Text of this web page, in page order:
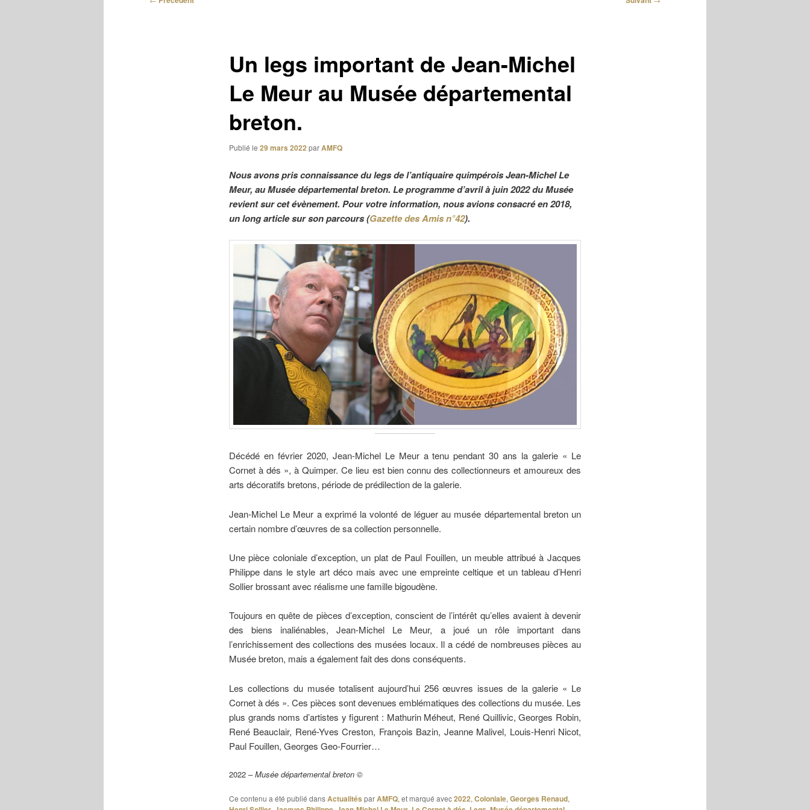
Un legs important de Jean-Michel
Le Meur au Musée départemental
breton.
Publié le 29 mars 2022 parAMFQ
Nous avons pris connaissance du legs de l’antiquaire quimpérois Jean-Michel Le
Meur, au Musée départemental breton. Le programme d’avril à juin 2022 du Musée
revient sur cet évènement. Pour votre information, nous avions consacré en 2018,
un long article sur son parcours (Gazette des Amis n°42).
Décédé en février 2020, Jean-Michel Le Meur a tenu pendant 30 ans la galerie « Le
Cornet à dés », à Quimper. Ce lieu est bien connu des collectionneurs et amoureux des
arts décoratifs bretons, période de prédilection de la galerie.
Jean-Michel Le Meur a exprimé la volonté de léguer au musée départemental breton un
certain nombre d’œuvres de sa collection personnelle.
Une pièce coloniale d’exception, un plat de Paul Fouillen, un meuble attribué à Jacques
Philippe dans le style art déco mais avec une empreinte celtique et un tableau d’Henri
Sollier brossant avec réalisme une famille bigoudène.
Toujours en quête de pièces d’exception, conscient de l’intérêt qu’elles avaient à devenir
des biens inaliénables, Jean-Michel Le Meur, a joué un rôle important dans
l’enrichissement des collections des musées locaux. Il a cédé de nombreuses pièces au
Musée breton, mais a également fait des dons conséquents.
Les collections du musée totalisent aujourd’hui 256 œuvres issues de la galerie « Le
Cornet à dés ». Ces pièces sont devenues emblématiques des collections du musée. Les
plus grands noms d’artistes y figurent : Mathurin Méheut, René Quillivic, Georges Robin,
René Beauclair, René-Yves Creston, François Bazin, Jeanne Malivel, Louis-Henri Nicot,
Paul Fouillen, Georges Geo-Fourrier…
2022 –Musée départemental breton ©
Ce contenu a été publié dansActualités parAMFQ, et marqué avec2022, Coloniale, Georges Renaud,